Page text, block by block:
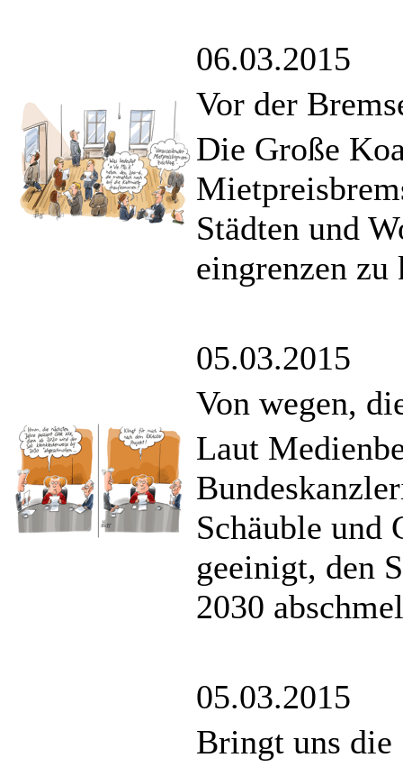
06.03.2015
Vor der
Die Große
Städten und
eingrenzen zu
05.03.2015
Von wegen,
Laut
Schäuble und
geeinigt, den
2030
05.03.2015
Bringt uns die